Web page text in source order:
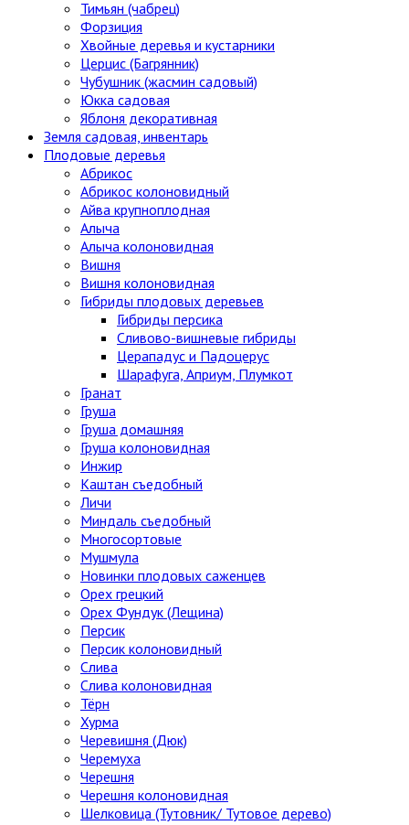
Тимьян (чабрец)
Форзиция
Хвойные деревья и кустарники
Церцис (Багрянник)
Чубушник (жасмин садовый)
Юкка садовая
Яблоня декоративная
Земля садовая, инвентарь
Плодовые деревья
Абрикос
Абрикос колоновидный
Айва крупноплодная
Алыча
Алыча колоновидная
Вишня
Вишня колоновидная
Гибриды плодовых деревьев
Гибриды персика
Сливово-вишневые гибриды
Церападус и Падоцерус
Шарафуга, Априум, Плумкот
Гранат
Груша
Груша домашняя
Груша колоновидная
Инжир
Каштан съедобный
Личи
Миндаль съедобный
Многосортовые
Мушмула
Новинки плодовых саженцев
Орех грецкий
Орех Фундук (Лещина)
Персик
Персик колоновидный
Слива
Слива колоновидная
Тёрн
Хурма
Черевишня (Дюк)
Черемуха
Черешня
Черешня колоновидная
Шелковица (Тутовник/ Тутовое дерево)